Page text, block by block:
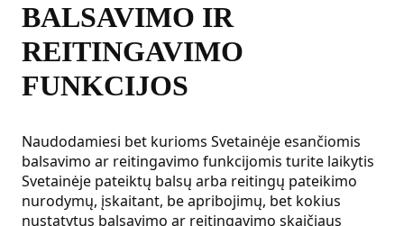
BALSAVIMO IR
REITINGAVIMO
FUNKCIJOS
Naudodamiesi bet kurioms Svetainėje esančiomis
balsavimo ar reitingavimo funkcijomis turite laikytis
Svetainėje pateiktų balsų arba reitingų pateikimo
nurodymų, įskaitant, be apribojimų, bet kokius
nustatytus balsavimo ar reitingavimo skaičiaus